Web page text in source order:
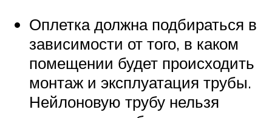
Оплетка должна подбираться в
зависимости от того, в каком
помещении будет происходить
монтаж и эксплуатация трубы.
Нейлоновую трубу нельзя